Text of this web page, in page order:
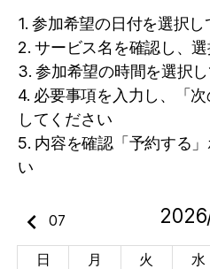
1. 参加希望の日付を選択
2. サービス名を確認し、
3. 参加希望の時間を選択
4. 必要事項を入力し、「
してください
5. 内容を確認「予約する
い
keyboard_arrow_left 07
日 月 火 水